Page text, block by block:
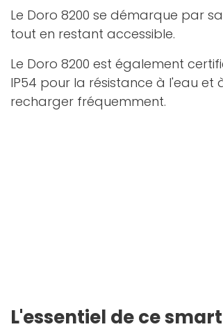
Le Doro 8200 se démarque par
tout en restant accessible.
Le Doro 8200 est également
IP54 pour la résistance à l'eau et
recharger fréquemment.
L'essentiel de ce